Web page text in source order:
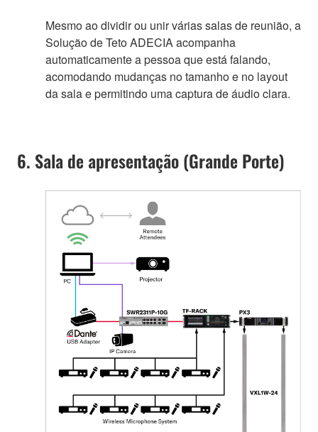
Mesmo ao dividir ou unir várias salas de reunião, a
Solução de Teto ADECIA acompanha
automaticamente a pessoa que está falando,
acomodando mudanças no tamanho e no layout
da sala e permitindo uma captura de áudio clara.
6. Sala de apresentação (Grande Porte)